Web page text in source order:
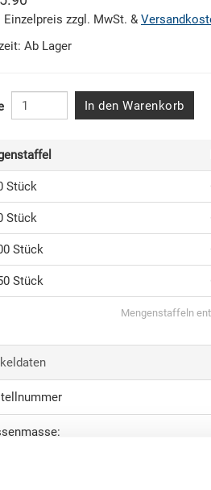
Einzelpreis zzgl. MwSt. &
Ab Lager
In den Warenkorb
Stück
Stück
Stück
Stück
Mengenstaffeln